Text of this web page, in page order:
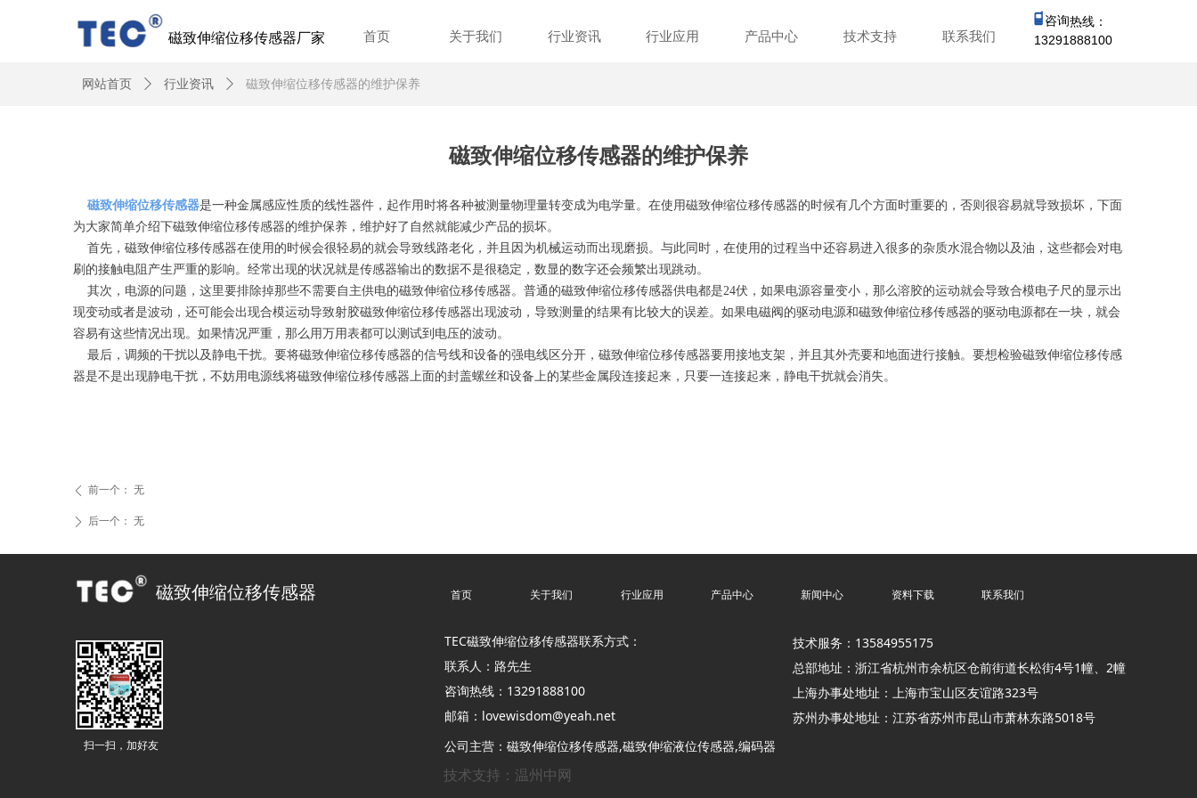
首页 关于我们 行业资讯 行业应用 产品中心 技术支持 联系我们
磁致伸缩位移传感器厂家 13291888100
咨询热线：
网站首页 ꄲ 行业资讯 ꄲ 磁致伸缩位移传感器的维护保养
磁致伸缩位移传感器的维护保养
磁致伸缩位移传感器是一种金属感应性质的线性器件，起作用时将各种被测量物理量转变成为电学量。在使用磁致伸缩位移传感器的时候有几个方面时重要的，否则很容易就导致损坏，下面
为大家简单介绍下磁致伸缩位移传感器的维护保养，维护好了自然就能减少产品的损坏。
首先，磁致伸缩位移传感器在使用的时候会很轻易的就会导致线路老化，并且因为机械运动而出现磨损。与此同时，在使用的过程当中还容易进入很多的杂质水混合物以及油，这些都会对电
刷的接触电阻产生严重的影响。经常出现的状况就是传感器输出的数据不是很稳定，数显的数字还会频繁出现跳动。
其次，电源的问题，这里要排除掉那些不需要自主供电的磁致伸缩位移传感器。普通的磁致伸缩位移传感器供电都是24伏，如果电源容量变小，那么溶胶的运动就会导致合模电子尺的显示出
现变动或者是波动，还可能会出现合模运动导致射胶磁致伸缩位移传感器出现波动，导致测量的结果有比较大的误差。如果电磁阀的驱动电源和磁致伸缩位移传感器的驱动电源都在一块，就会
容易有这些情况出现。如果情况严重，那么用万用表都可以测试到电压的波动。
最后，调频的干扰以及静电干扰。要将磁致伸缩位移传感器的信号线和设备的强电线区分开，磁致伸缩位移传感器要用接地支架，并且其外壳要和地面进行接触。要想检验磁致伸缩位移传感
器是不是出现静电干扰，不妨用电源线将磁致伸缩位移传感器上面的封盖螺丝和设备上的某些金属段连接起来，只要一连接起来，静电干扰就会消失。
ꄴ 前一个： 无
ꄲ 后一个： 无
首页 关于我们 行业应用 产品中心 新闻中心 资料下载 联系我们
磁致伸缩位移传感器
TEC磁致伸缩位移传感器联系方式：
联系人：路先生
咨询热线：13291888100
邮箱： lovewisdom@yeah.net
技术服务：13584955175
总部地址：浙江省杭州市余杭区仓前街道长松街4号1幢、2幢
上海办事处地址：上海市宝山区友谊路323号
苏州办事处地址：江苏省苏州市昆山市萧林东路5018号
公司主营：磁致伸缩位移传感器,磁致伸缩液位传感器,编码器
扫一扫，加好友
技术支持：温州中网